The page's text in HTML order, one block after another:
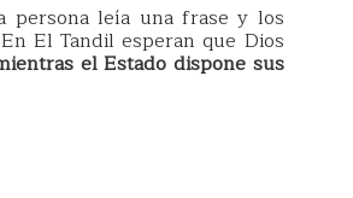
persona leía una frase y los
El Tandil esperan que Dios
el Estado dispone sus